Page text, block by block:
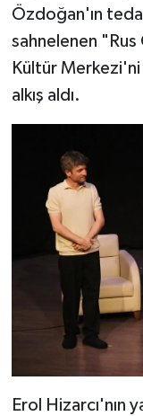
Özdoğan'ın
sahnelenen
Kültür
alkış aldı.
Erol Hizarcı'nın